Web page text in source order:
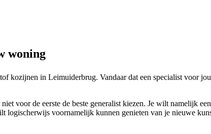
woning
kozijnen in Leimuiderbrug. Vandaar dat een specialist voor
voor de eerste de beste generalist kiezen. Je wilt namelijk
logischerwijs voornamelijk kunnen genieten van je nieuwe